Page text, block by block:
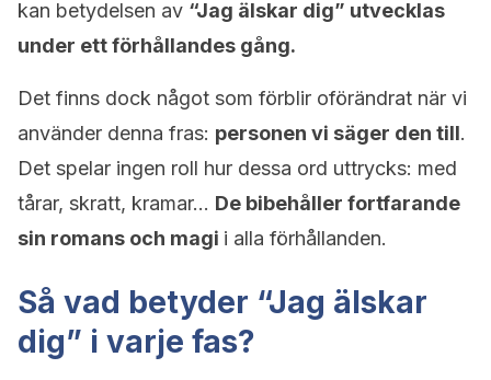
kan betydelsen av “Jag älskar dig” utvecklas
under ett förhållandes gång.
Det finns dock något som förblir oförändrat när vi
använder denna fras: personen vi säger den till.
Det spelar ingen roll hur dessa ord uttrycks: med
tårar, skratt, kramar… De bibehåller fortfarande
sin romans och magi i alla förhållanden.
Så vad betyder “Jag älskar
dig” i varje fas?